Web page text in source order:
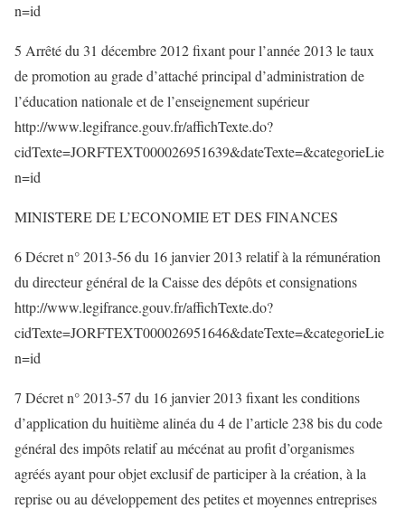
n=id
5 Arrêté du 31 décembre 2012 fixant pour l’année 2013 le taux
de promotion au grade d’attaché principal d’administration de
l’éducation nationale et de l’enseignement supérieur
http://www.legifrance.gouv.fr/affichTexte.do?
cidTexte=JORFTEXT000026951639&dateTexte=&categorieLie
n=id
MINISTERE DE L’ECONOMIE ET DES FINANCES
6 Décret n° 2013-56 du 16 janvier 2013 relatif à la rémunération
du directeur général de la Caisse des dépôts et consignations
http://www.legifrance.gouv.fr/affichTexte.do?
cidTexte=JORFTEXT000026951646&dateTexte=&categorieLie
n=id
7 Décret n° 2013-57 du 16 janvier 2013 fixant les conditions
d’application du huitième alinéa du 4 de l’article 238 bis du code
général des impôts relatif au mécénat au profit d’organismes
agréés ayant pour objet exclusif de participer à la création, à la
reprise ou au développement des petites et moyennes entreprises